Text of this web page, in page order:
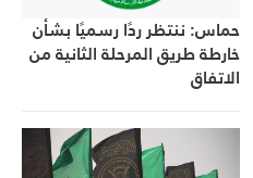
حماس: ننتظر ردًا رسميًا بشأن
خارطة طريق المرحلة الثانية من
الاتفاق